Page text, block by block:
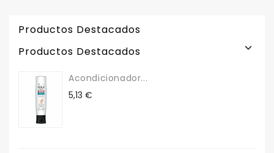
Productos Destacados
Productos Destacados

Acondicionador...
Precio
5,13 €